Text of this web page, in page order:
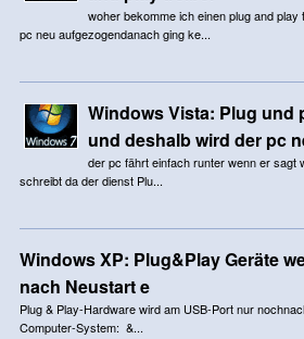
woher bekomme ich einen plug and
pc neu aufgezogendanach ging ke...
Windows Vista: Plug und
und deshalb wird der pc
der pc fährt einfach runter wenn er sagt
schreibt da der dienst Plu...
Windows XP: Plug&Play Geräte
nach Neustart e
Plug & Play-Hardware wird am USB-Port nur
Computer-System: &...